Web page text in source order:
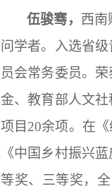
伍骏骞，
西
问学者。入选省
员会常务委员。
金、教育部人文
项目20余项。在
《中国乡村振兴
等奖、三等奖，